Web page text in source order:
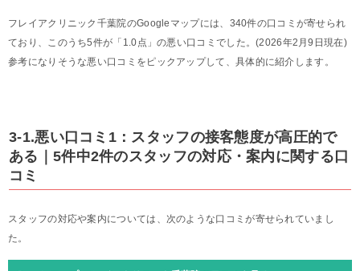
フレイアクリニック千葉院のGoogleマップには、340件の口コミが寄せられ
ており、このうち5件が「1.0点」の悪い口コミでした。(2026年2月9日現在)
参考になりそうな悪い口コミをピックアップして、具体的に紹介します。
3-1.悪い口コミ1：スタッフの接客態度が高圧的で
ある｜5件中2件のスタッフの対応・案内に関する口
コミ
スタッフの対応や案内については、次のような口コミが寄せられていまし
た。